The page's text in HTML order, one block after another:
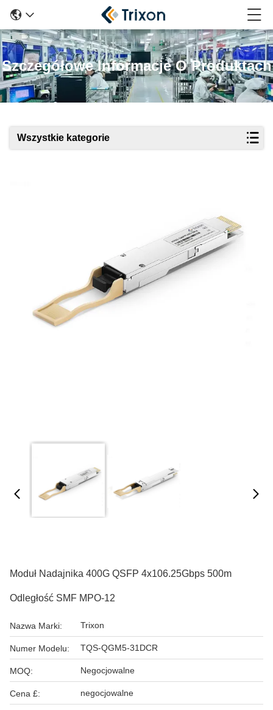
Szczegółowe Informacje O Produktach
Wszystkie kategorie
Moduł Nadajnika 400G QSFP 4x106.25Gbps 500m
Odległość SMF MPO-12
Nazwa Marki: Trixon
Numer Modelu: TQS-QGM5-31DCR
MOQ: Negocjowalne
Cena £: negocjowalne